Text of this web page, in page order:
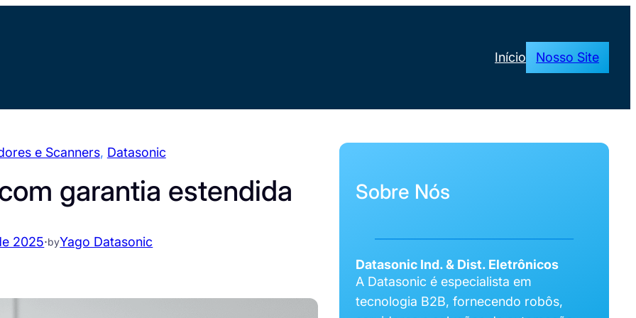
Início Nosso Site
e Scanners, Datasonic
garantia estendida
2025·byYago Datasonic
Sobre Nós
Datasonic Ind. & Dist. Eletrônicos
A Datasonic é especialista em
tecnologia B2B, fornecendo robôs,